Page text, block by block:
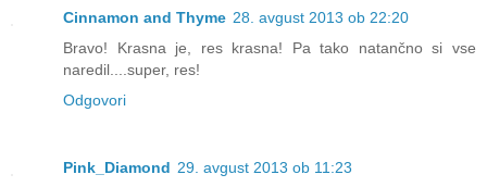
Cinnamon and Thyme 28. avgust 2013 ob 22:20
Bravo! Krasna je, res krasna! Pa tako natančno si vse
naredil....super, res!
Odgovori
Pink_Diamond 29. avgust 2013 ob 11:23